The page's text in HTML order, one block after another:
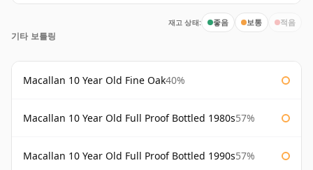
재고 상태: 좋음 보통 적음
기타 보틀링
Macallan 10 Year Old Fine Oak40%
Macallan 10 Year Old Full Proof Bottled 1980s57%
Macallan 10 Year Old Full Proof Bottled 1990s57%